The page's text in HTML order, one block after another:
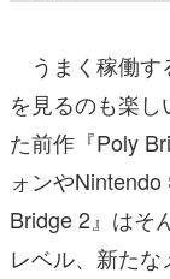
うまく稼働す
を見るのも楽
た前作『Poly
ォンや
Bridge 2』はそ
レベル、新た